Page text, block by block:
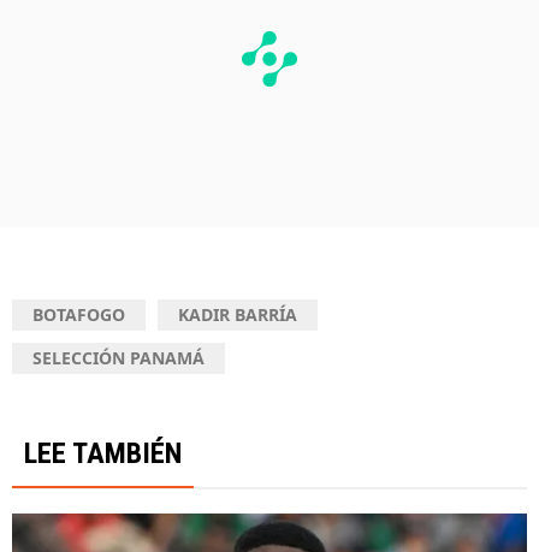
BOTAFOGO
KADIR BARRÍA
SELECCIÓN PANAMÁ
LEE TAMBIÉN